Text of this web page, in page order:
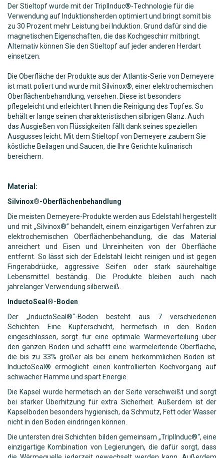
Der Stieltopf wurde mit der TriplInduc®-Technologie für die
Verwendung auf Induktionsherden optimiert und bringt somit bis
zu 30 Prozent mehr Leistung bei Induktion. Grund dafür sind die
magnetischen Eigenschaften, die das Kochgeschirr mitbringt.
Alternativ können Sie den Stieltopf auf jeder anderen Herdart
einsetzen.
Die Oberfläche der Produkte aus der Atlantis-Serie von Demeyere
ist matt poliert und wurde mit Silvinox®, einer elektrochemischen
Oberflächenbehandlung, versehen. Diese ist besonders
pflegeleicht und erleichtert Ihnen die Reinigung des Topfes. So
behält er lange seinen charakteristischen silbrigen Glanz. Auch
das Ausgießen von Flüssigkeiten fällt dank seines speziellen
Ausgusses leicht. Mit dem Stieltopf von Demeyere zaubern Sie
köstliche Beilagen und Saucen, die Ihre Gerichte kulinarisch
bereichern.
Material:
Silvinox®-Oberflächenbehandlung
Die meisten Demeyere-Produkte werden aus Edelstahl hergestellt
und mit „Silvinox®” behandelt, einem einzigartigen Verfahren zur
elektrochemischen Oberflächenbehandlung, die das Material
anreichert und Eisen und Unreinheiten von der Oberfläche
entfernt. So lässt sich der Edelstahl leicht reinigen und ist gegen
Fingerabdrücke, aggressive Seifen oder stark säurehaltige
Lebensmittel beständig. Die Produkte bleiben auch nach
jahrelanger Verwendung silberweiß.
InductoSeal®-Boden
Der „InductoSeal®“-Boden besteht aus 7 verschiedenen
Schichten. Eine Kupferschicht, hermetisch in den Boden
eingeschlossen, sorgt für eine optimale Wärmeverteilung über
den ganzen Boden und schafft eine wärmeleitende Oberfläche,
die bis zu 33% größer als bei einem herkömmlichen Boden ist.
InductoSeal® ermöglicht einen kontrollierten Kochvorgang auf
schwacher Flamme und spart Energie.
Die Kapsel wurde hermetisch an der Seite verschweißt und sorgt
bei starker Überhitzung für extra Sicherheit. Außerdem ist der
Kapselboden besonders hygienisch, da Schmutz, Fett oder Wasser
nicht in den Boden eindringen können.
Die untersten drei Schichten bilden gemeinsam „TriplInduc®“, eine
einzigartige Kombination von Legierungen, die dafür sorgt, dass